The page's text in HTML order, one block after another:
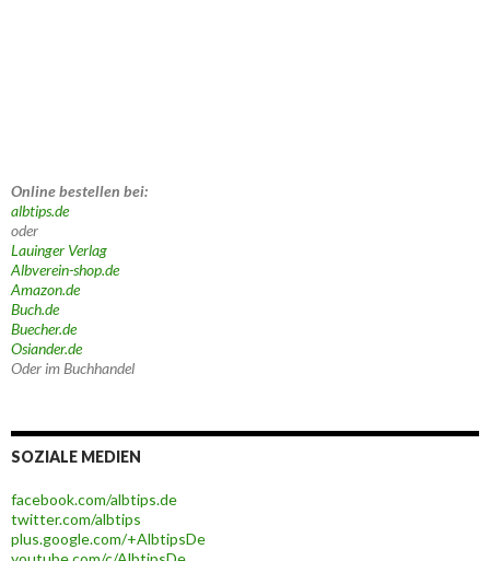
Online bestellen bei:
albtips.de
oder
Lauinger Verlag
Albverein-shop.de
Amazon.de
Buch.de
Buecher.de
Osiander.de
Oder im Buchhandel
SOZIALE MEDIEN
facebook.com/albtips.de
twitter.com/albtips
plus.google.com/+AlbtipsDe